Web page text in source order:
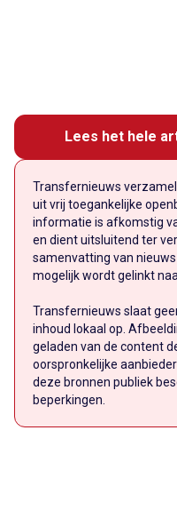
Lees het hele
Transfernieuws
uit vrij toegankelijke
informatie is afkomstig
en dient uitsluitend ter
samenvatting van
mogelijk wordt gelinkt
Transfernieuws slaat
inhoud lokaal op.
geladen van de content
oorspronkelijke
deze bronnen publiek
beperkingen.